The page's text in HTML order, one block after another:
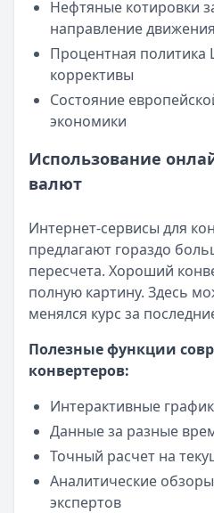
Все кредиты
Кредитные карты — лучшие
Банк ЗЕНИТ— Карта
Лимит: до2 000 000 ₽
Льготный период:120 дней
Обслуживание:Бесплатно
Банк ПСБ— Кредитная карта
Лимит: до1 000 000 ₽
Обслуживание:Бесплатно
Рейтинг:4.7
Сбербанк— СберКарта
Лимит: до1 000 000 ₽
Льготный период:120 дней
Рейтинг:4.9(10 отзывов)
Газпромбанк— Простая
Льготный период:—
Обслуживание:Бесплатно
Рейтинг:4.6(10 отзывов)
Уралсиб Банк— 120 дней на
Лимит: до5 000 000 ₽
Нефтяные котировки
направление движения
Процентная политика
коррективы
Состояние
экономики
Использование
валют
Интернет-сервисы для
предлагают гораздо
пересчета. Хороший
полную картину. Здесь
менялся курс за
Полезные функции
конвертеров:
Интерактивные
Данные за разные
Точный расчет на
Аналитические
экспертов